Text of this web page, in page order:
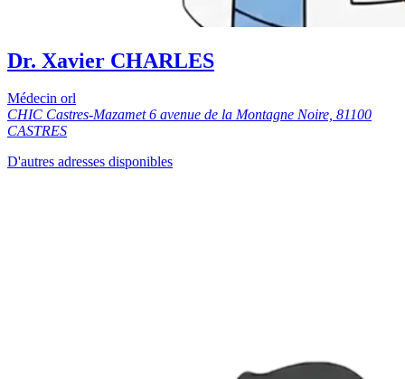
Dr. Xavier CHARLES
Médecin orl
CHIC Castres-Mazamet 6 avenue de la Montagne Noire, 81100
CASTRES
D'autres adresses disponibles